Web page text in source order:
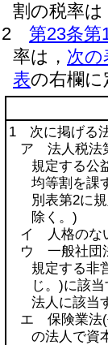
割の税率
2
第23条第
率は， 次の
表の右欄
1 次に掲げる
ア 法人税法
規定する公
均等割を課
別表第2に
除く。)
イ 人格のな
ウ 一般社団
規定する非
じ。)に該
法人に該当
エ 保険業法
の法人で資